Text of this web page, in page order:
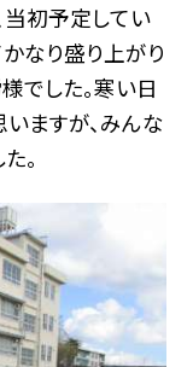
当初予定してい
なり盛り上がり
でした。寒い日
ますが、みんな
。